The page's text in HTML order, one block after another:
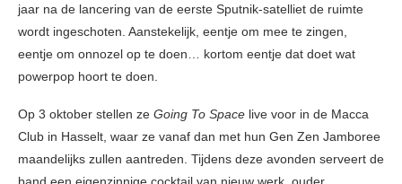
jaar na de lancering van de eerste Sputnik-satelliet de ruimte
wordt ingeschoten. Aanstekelijk, eentje om mee te zingen,
eentje om onnozel op te doen… kortom eentje dat doet wat
powerpop hoort te doen.
Op 3 oktober stellen ze Going To Space live voor in de Macca
Club in Hasselt, waar ze vanaf dan met hun Gen Zen Jamboree
maandelijks zullen aantreden. Tijdens deze avonden serveert de